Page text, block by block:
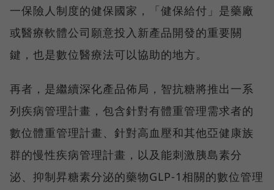
一保險人制度的健保國家，「健保給付」是藥廠
或醫療軟體公司願意投入新產品開發的重要關
鍵，也是數位醫療法可以協助的地方。
再者，是繼續深化產品佈局，智抗糖將推出一系
列疾病管理計畫，包含針對有體重管理需求者的
數位體重管理計畫、針對高血壓和其他亞健康族
群的慢性疾病管理計畫，以及能刺激胰島素分
泌、抑制昇糖素分泌的藥物GLP-1相關的數位管理